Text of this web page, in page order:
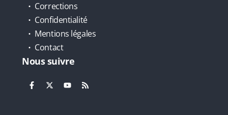
Corrections
Confidentialité
Mentions légales
Contact
Nous suivre